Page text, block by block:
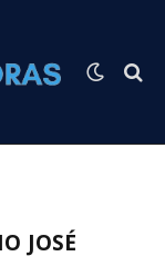
JOSÉ